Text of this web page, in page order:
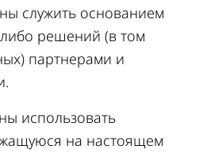
служить основанием
решений (в том
партнерами и
использовать
на настоящем